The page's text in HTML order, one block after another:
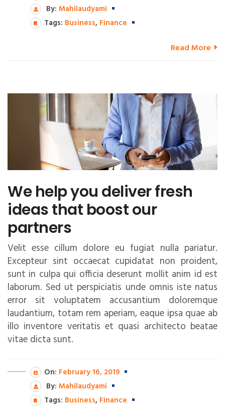
By: Mahilaudyami
Tags: Business, Finance
Read More
We help you deliver fresh
ideas that boost our
partners
Velit esse cillum dolore eu fugiat nulla pariatur.
Excepteur sint occaecat cupidatat non proident,
sunt in culpa qui officia deserunt mollit anim id est
laborum. Sed ut perspiciatis unde omnis iste natus
error sit voluptatem accusantium doloremque
laudantium, totam rem aperiam, eaque ipsa quae ab
illo inventore veritatis et quasi architecto beatae
vitae dicta sunt.
On: February 16, 2019
By: Mahilaudyami
Tags: Business, Finance